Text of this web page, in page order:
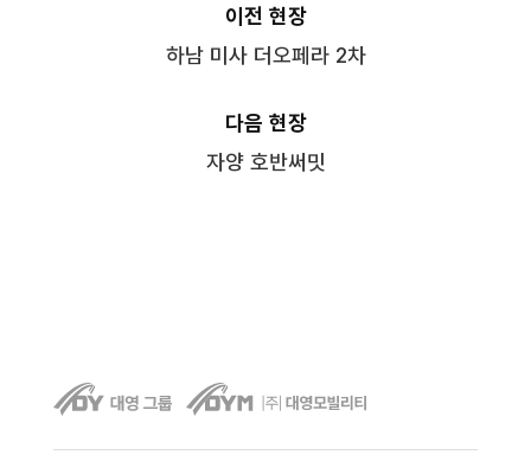
이전 현장
하남 미사 더오페라 2차
다음 현장
자양 호반써밋